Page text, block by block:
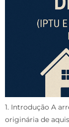
1. Introdução A
originária de